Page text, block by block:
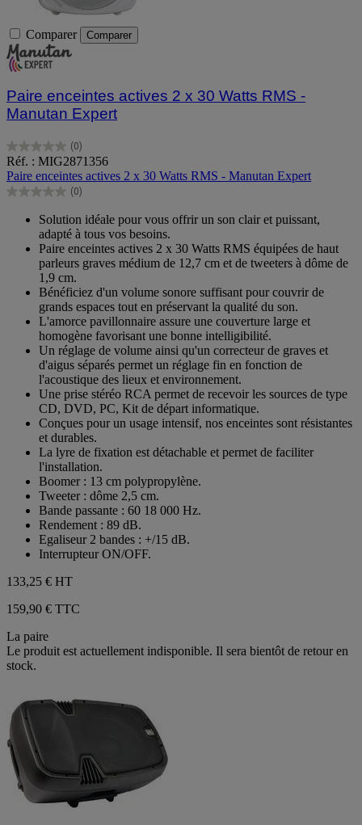
Comparer Comparer
Paire enceintes actives 2 x 30 Watts RMS -
Manutan Expert
(0)
0.0
sur
5
étoiles.
Réf. : MIG2871356
Paire enceintes actives 2 x 30 Watts RMS - Manutan Expert
(0)
0.0
étoiles.
Solution idéale pour vous offrir un son clair et puissant,
adapté à tous vos besoins.
Paire enceintes actives 2 x 30 Watts RMS équipées de haut
parleurs graves médium de 12,7 cm et de tweeters à dôme de
1,9 cm.
Bénéficiez d'un volume sonore suffisant pour couvrir de
grands espaces tout en préservant la qualité du son.
L'amorce pavillonnaire assure une couverture large et
homogène favorisant une bonne intelligibilité.
Un réglage de volume ainsi qu'un correcteur de graves et
d'aigus séparés permet un réglage fin en fonction de
l'acoustique des lieux et environnement.
Une prise stéréo RCA permet de recevoir les sources de type
CD, DVD, PC, Kit de départ informatique.
Conçues pour un usage intensif, nos enceintes sont résistantes
et durables.
La lyre de fixation est détachable et permet de faciliter
l'installation.
Boomer : 13 cm polypropylène.
Tweeter : dôme 2,5 cm.
Bande passante : 60 18 000 Hz.
Rendement : 89 dB.
Egaliseur 2 bandes : +/15 dB.
Interrupteur ON/OFF.
133,25 € HT
159,90 € TTC
La paire
Le produit est actuellement indisponible. Il sera bientôt de retour en
stock.